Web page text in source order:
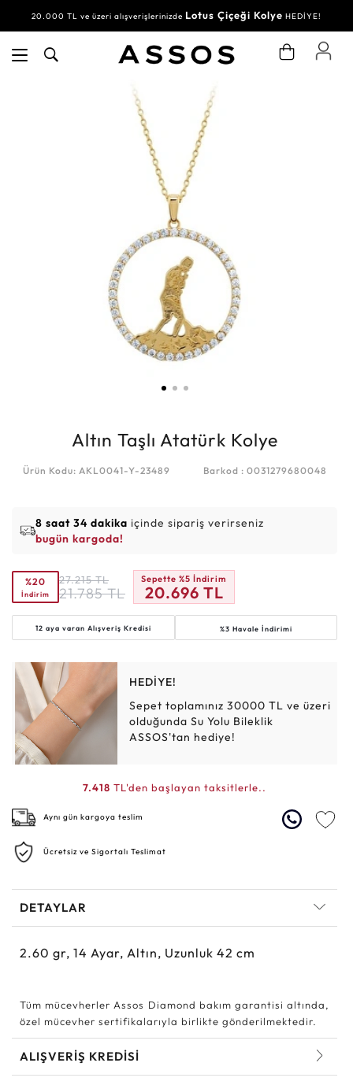
20.000 TL ve üzeri alışverişlerinizde Lotus Çiçeği Kolye HEDİYE!
Altın Taşlı Atatürk Kolye
Ürün Kodu: AKL0041-Y-23489 Barkod : 0031279680048
8 saat 34 dakika içinde sipariş verirseniz
bugün kargoda!
%20
İndirim
27.215 TL
21.785 TL
Sepette %5 İndirim
20.696 TL
12 aya varan Alışveriş Kredisi %3 Havale İndirimi
HEDİYE!
Sepet toplamınız 30000 TL ve üzeri
olduğunda Su Yolu Bileklik
ASSOS'tan hediye!
7.418 TL'den başlayan taksitlerle..
Aynı gün kargoya teslim
Ücretsiz ve Sigortalı Teslimat
DETAYLAR
2.60 gr, 14 Ayar, Altın, Uzunluk 42 cm
Tüm mücevherler Assos Diamond bakım garantisi altında,
özel mücevher sertifikalarıyla birlikte gönderilmektedir.
ALIŞVERİŞ KREDİSİ